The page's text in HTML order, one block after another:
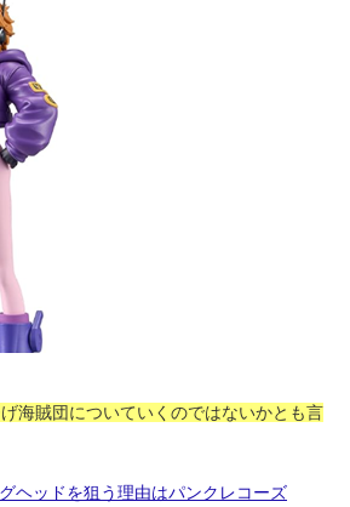
海賊団についていくのではないかとも言
ヘッドを狙う理由はパンクレコーズ